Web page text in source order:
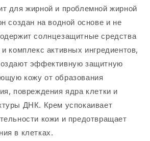
для жирной и проблемной жирной
создан на водной основе и не
солнцезащитные средства
комплекс активных ингредиентов,
эффективную защитную
кожу от образования
повреждения ядра клетки и
ДНК. Крем успокаивает
кожи и предотвращает
в клетках.